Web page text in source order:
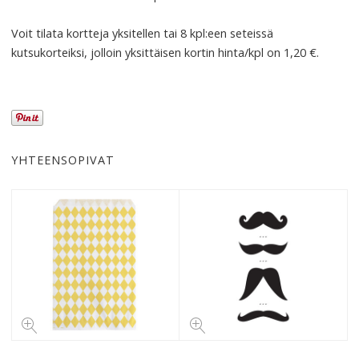
Voit tilata kortteja yksitellen tai 8 kpl:een seteissä
kutsukorteiksi, jolloin yksittäisen kortin hinta/kpl on 1,20 €.
YHTEENSOPIVAT